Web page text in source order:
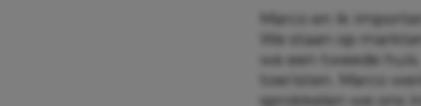
Marco en ik
We staan op
we een tweede
toeristen. Marco
sprokkelen we ons